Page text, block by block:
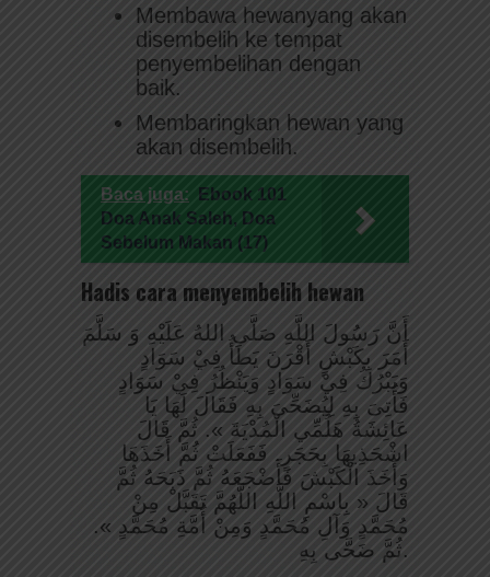
Membawa hewanyang akan
disembelih ke tempat
penyembelihan dengan
baik.
Membaringkan hewan yang
akan disembelih.
Baca juga:
Ebook 101
Doa Anak Saleh, Doa
Sebelum Makan (17)
Hadis cara menyembelih hewan
أَنَّ رَسُولَ اللَّهِ صَلَّى اللهُ عَلَيْهِ وَ سَلَّمَ
أَمَرَ بِكَبْشٍ أَقْرَنَ يَطَأُ فِيْ سَوَادٍ
وَيَبْرُكُ فِيْ سَوَادٍ وَيَنْظُرُ فِيْ سَوَادٍ
فَأُتِىَ بِهِ لِيُضَحِّىَ بِهِ فَقَالَ لَهَا يَا
عَائِشَةُ هَلُمِّي الْمُدْيَةَ ». ثُمَّ قَالَ
اشْحَذِيهَا بِحَجَرٍ. فَفَعَلَتْ ثُمَّ أَخَذَهَا
وَأَخَذَ الْكَبْشَ فَأَضْجَعَهُ ثُمَّ ذَبَحَهُ ثُمَّ
قَالَ « بِاسْمِ اللَّهِ اللَّهُمَّ تَقَبَّلْ مِنْ
مُحَمَّدٍ وَآلِ مُحَمَّدٍ وَمِنْ أُمَّةِ مُحَمَّدٍ ».
ثُمَّ ضَحَّى بِهِ.